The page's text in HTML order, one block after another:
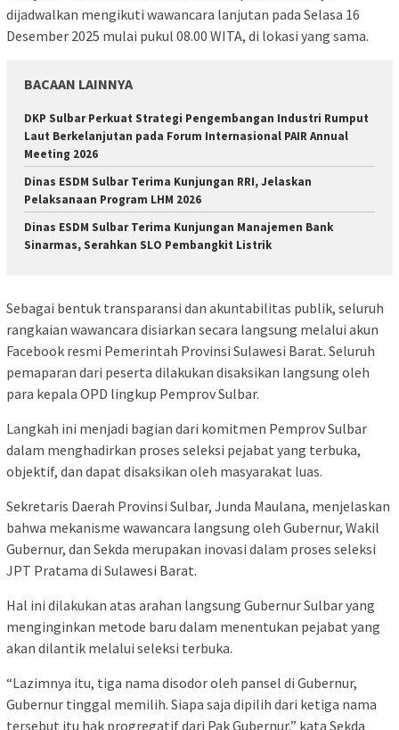
dijadwalkan mengikuti wawancara lanjutan pada Selasa 16
Desember 2025 mulai pukul 08.00 WITA, di lokasi yang sama.
BACAAN LAINNYA
DKP Sulbar Perkuat Strategi Pengembangan Industri Rumput
Laut Berkelanjutan pada Forum Internasional PAIR Annual
Meeting 2026
Dinas ESDM Sulbar Terima Kunjungan RRI, Jelaskan
Pelaksanaan Program LHM 2026
Dinas ESDM Sulbar Terima Kunjungan Manajemen Bank
Sinarmas, Serahkan SLO Pembangkit Listrik
Sebagai bentuk transparansi dan akuntabilitas publik, seluruh
rangkaian wawancara disiarkan secara langsung melalui akun
Facebook resmi Pemerintah Provinsi Sulawesi Barat. Seluruh
pemaparan dari peserta dilakukan disaksikan langsung oleh
para kepala OPD lingkup Pemprov Sulbar.
Langkah ini menjadi bagian dari komitmen Pemprov Sulbar
dalam menghadirkan proses seleksi pejabat yang terbuka,
objektif, dan dapat disaksikan oleh masyarakat luas.
Sekretaris Daerah Provinsi Sulbar, Junda Maulana, menjelaskan
bahwa mekanisme wawancara langsung oleh Gubernur, Wakil
Gubernur, dan Sekda merupakan inovasi dalam proses seleksi
JPT Pratama di Sulawesi Barat.
Hal ini dilakukan atas arahan langsung Gubernur Sulbar yang
menginginkan metode baru dalam menentukan pejabat yang
akan dilantik melalui seleksi terbuka.
“Lazimnya itu, tiga nama disodor oleh pansel di Gubernur,
Gubernur tinggal memilih. Siapa saja dipilih dari ketiga nama
tersebut itu hak progregatif dari Pak Gubernur,” kata Sekda